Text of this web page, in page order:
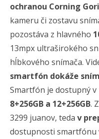
ochranou Corning
kameru či zostavu
pozostáva z hlavného
13mpx ultraširokého
hĺbkového snímača.
smartfón dokáže
Smartfón je dostupný
8+256GB a 12+256GB.
3299 juanov, teda v
dostupnosti smartfónu